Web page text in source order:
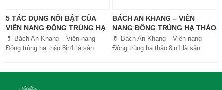
5 TÁC DỤNG NỔI BẬT CỦA
VIÊN NANG ĐÔNG TRÙNG HẠ
THẢO BÁCH AN KHANG
💊 Bách An Khang – Viên nang
Đông trùng hạ thảo 8in1 là sản
tiêu hóa, ngủ ngon, giảm mệt mỏi.
BÁCH AN KHANG – VIÊN
NANG ĐÔNG TRÙNG HẠ THẢO
8IN1: GIẢI PHÁP SỨC KHỎE
TOÀN DIỆN
💊 Bách An Khang – Viên nang
Đông trùng hạ thảo 8in1 là sản